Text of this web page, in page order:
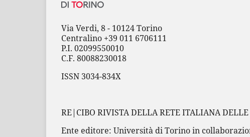
Via Verdi, 8 - 10124 Torino
Centralino +39 011 6706111
P.I. 02099550010
C.F. 80088230018
ISSN 3034-834X
RE|CIBO RIVISTA DELLA RETE ITALIANA
Ente editore: Università di Torino in